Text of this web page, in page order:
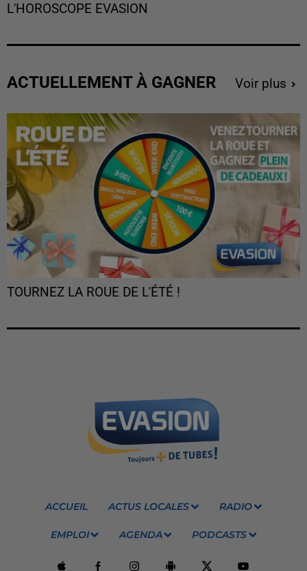
L'HOROSCOPE EVASION
ACTUELLEMENT À GAGNER Voir plus
TOURNEZ LA ROUE DE L'ÉTÉ !
ACCUEIL ACTUS LOCALES RADIO
EMPLOI AGENDA PODCASTS